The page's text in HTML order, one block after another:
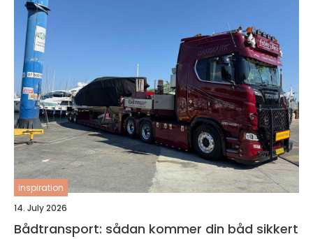
inspiration
14. July 2026
Bådtransport: sådan kommer din båd sikkert